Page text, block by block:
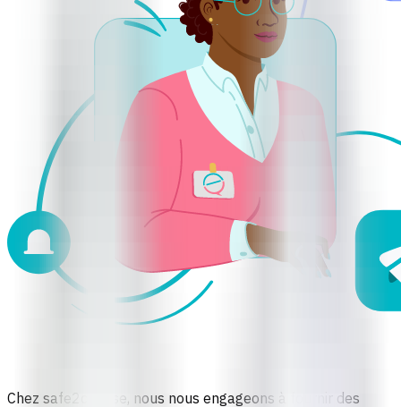
Chez safe2choose, nous nous engageons à fournir des